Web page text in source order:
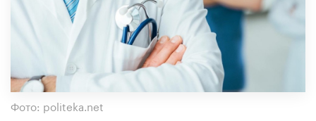
Фото: politeka.net